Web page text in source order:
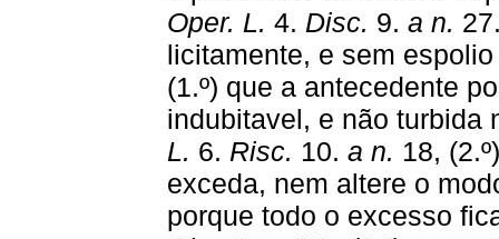
Oper. L. 4. Disc. 9. a n.
licitamente, e sem
(1.º) que a antecedente
indubitavel, e não turbida
L. 6. Risc. 10. a n. 18,
exceda, nem altere o
porque todo o excesso